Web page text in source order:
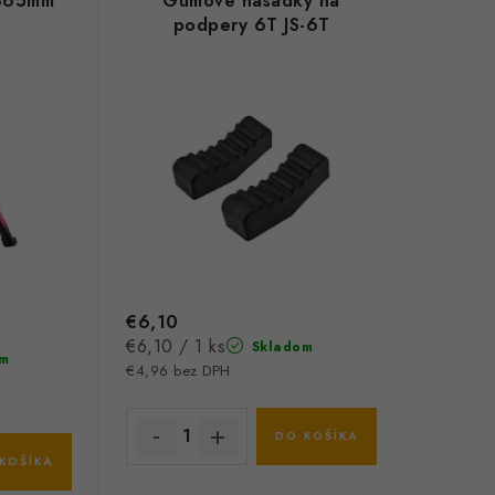
podpery 6T JS-6T
Skladom
€4,96 bez DPH
€6,10
Jednotková
cena:
€6,10 / 1 ks
DO KOŠÍKA